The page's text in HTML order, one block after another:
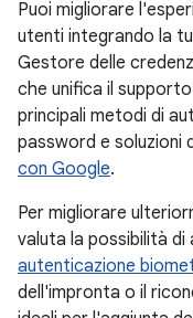
Puoi migliorare
utenti integrando la
Gestore delle
che unifica il
principali metodi di
password e
con Google.
Per migliorare
valuta la possibilità di
autenticazione
dell'impronta o il